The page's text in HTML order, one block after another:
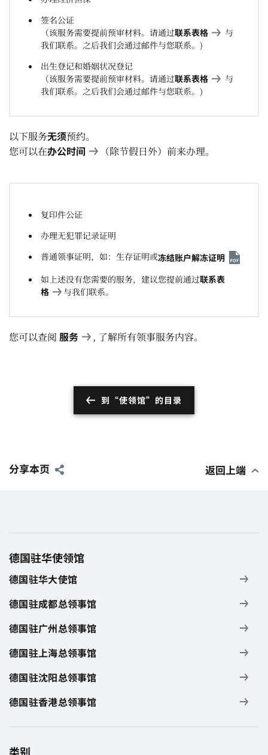
签名公证
（该服务需要提前预审材料。请通过联系表格
与
我们联系。之后我们会通过邮件与您联系。)​​​​​​​
出生登记和婚姻状况登记
（该服务需要提前预审材料。请通过联系表格
与
我们联系。之后我们会通过邮件与您联系。)
以下服务无须预约。
您可以在办公时间 （除节假日外）前来办理。
复印件公证
办理无犯罪记录证明
普通领事证明，如：生存证明或冻结账户解冻证明
如上述没有您需要的服务，建议您提前通过联系表
格
与我们联系。
您可以查阅 服务 , 了解所有领事服务内容。
到“使领馆”的目录
分享本页 返回上端
德国驻华使领馆
德国驻华大使馆
德国驻成都总领事馆
德国驻广州总领事馆
德国驻上海总领事馆
德国驻沈阳总领事馆
德国驻香港总领事馆
类别